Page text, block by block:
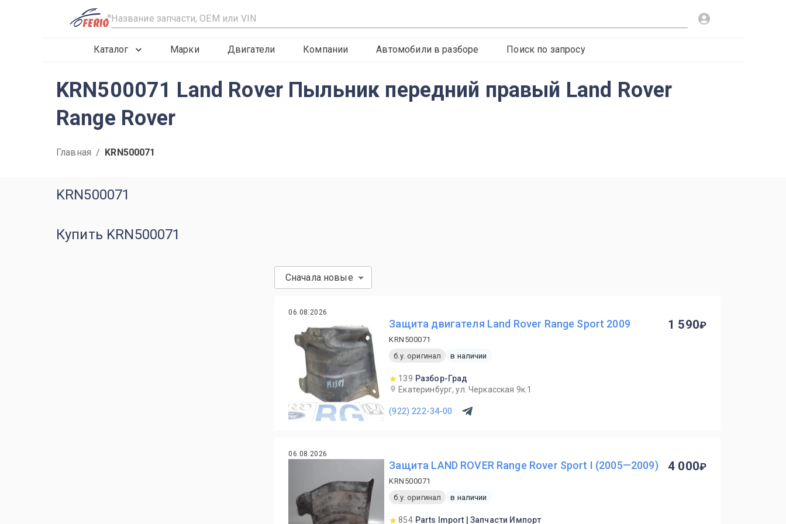
R
Каталог Марки Двигатели Компании Автомобили в разборе Поиск по запросу
KRN500071 Land Rover Пыльник передний правый Land Rover
Range Rover
Главная / KRN500071
KRN500071
Купить KRN500071
Сначала новые
06.08.2026
Защита двигателя Land Rover Range Sport 2009
KRN500071
б.у. оригинал
в наличии
139 Разбор-Град
Екатеринбург, ул. Черкасская 9к.1
(922) 222-34-00
1 590
06.08.2026
Защита LAND ROVER Range Rover Sport I (2005—2009)
KRN500071
б.у. оригинал
в наличии
854 Parts Import | Запчасти Импорт
4 000